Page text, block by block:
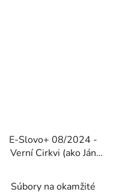
E-Slovo+ 08/2024 -
Verní Cirkvi (ako Ján
vydanie)
Súbory na okamžité